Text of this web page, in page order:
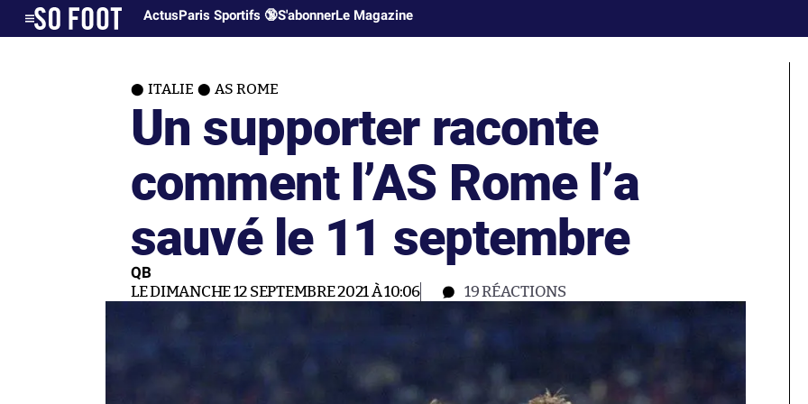
ActusParis Sportifs 🔞S'abonnerLe Magazine
ITALIE AS ROME
Un supporter raconte
comment l’AS Rome l’a
sauvé le 11 septembre
QB
LE DIMANCHE 12 SEPTEMBRE 2021 À 10:06 19RÉACTIONS